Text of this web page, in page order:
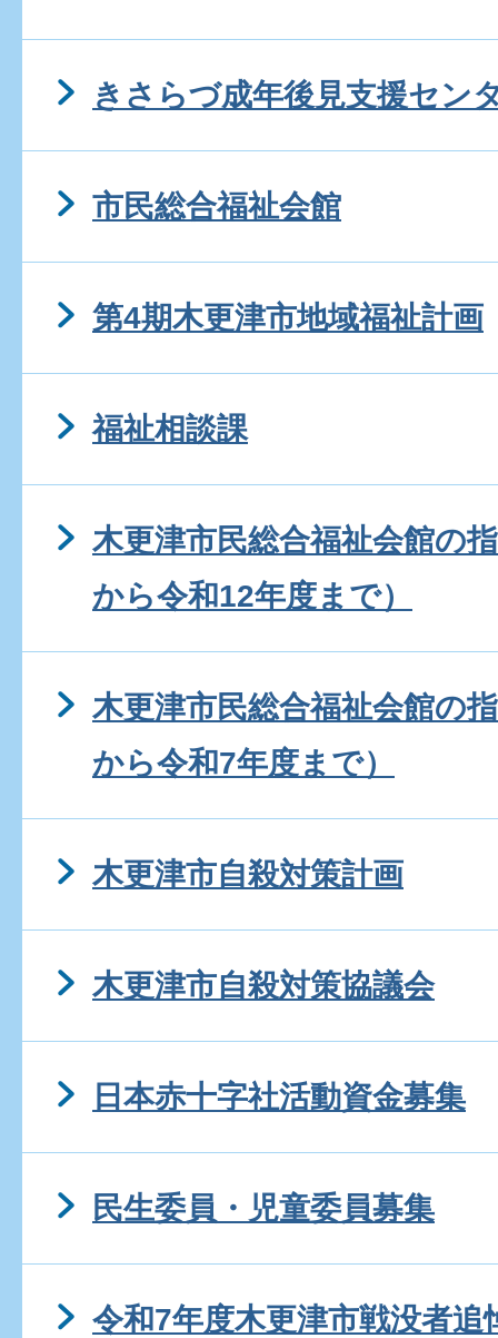
きさらづ成年後見支援セン
市民総合福祉会館
第4期木更津市地域福祉計画
福祉相談課
木更津市民総合福祉会館の
から令和12年度まで）
木更津市民総合福祉会館の
から令和7年度まで）
木更津市自殺対策計画
木更津市自殺対策協議会
日本赤十字社活動資金募集
民生委員・児童委員募集
令和7年度木更津市戦没者追